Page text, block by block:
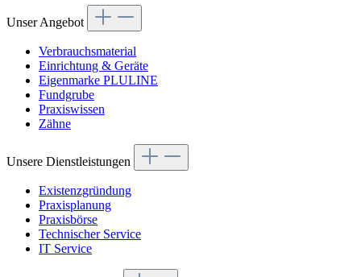
Unser Angebot
Verbrauchsmaterial
Einrichtung & Geräte
Eigenmarke PLULINE
Fundgrube
Praxiswissen
Zähne
Unsere Dienstleistungen
Existenzgründung
Praxisplanung
Praxisbörse
Technischer Service
IT Service